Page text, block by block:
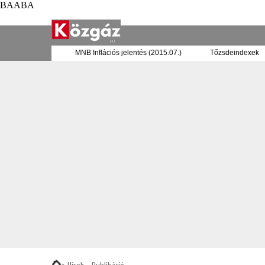
BAABA
bankrendszerMNB Inflációs jelentés (2015.07.)